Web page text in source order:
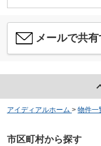
メールで共有
アイディアルホーム > 物件一
市区町村から探す